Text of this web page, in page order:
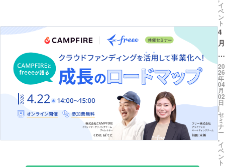
事
業
者
を
募
集
し
ま
す
M
P
FI
R
E
な
ご
の
ン
パ
ス
拠
点
開
イ
ベ
ン
ト
4
月
2
2
日
(
開
催
｜
C
A
M
P
20
26
年
04
月
02
日
|
セ
ミ
ナ
ー
,
イ
ベ
ン
ト